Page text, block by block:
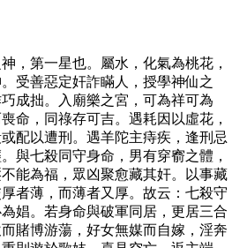
，第一星也。屬水，化氣為桃花，
受善惡定奸詐瞞人，授學神仙之
成拙。入廟樂之宮，可為祥可為
命，同祿存可吉。遇耗因以虛花，
配以遭刑。遇羊陀主痔疾，逢刑忌
與七殺同守身命，男有穿窬之體，
能為福，眾凶聚愈藏其奸。以事藏
者薄，而薄者又厚。故云：七殺守
娼。若身命與破軍同居，更居三合
賭博游蕩，好女無媒而自嫁，淫奔